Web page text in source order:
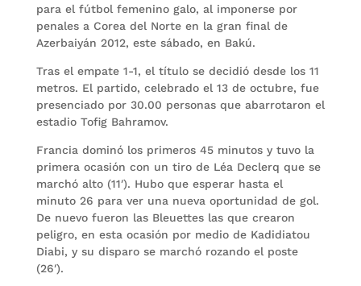
para el fútbol femenino galo, al imponerse por
penales a Corea del Norte en la gran final de
Azerbaiyán 2012, este sábado, en Bakú.
Tras el empate 1-1, el título se decidió desde los 11
metros. El partido, celebrado el 13 de octubre, fue
presenciado por 30.00 personas que abarrotaron el
estadio Tofig Bahramov.
Francia dominó los primeros 45 minutos y tuvo la
primera ocasión con un tiro de Léa Declerq que se
marchó alto (11′). Hubo que esperar hasta el
minuto 26 para ver una nueva oportunidad de gol.
De nuevo fueron las Bleuettes las que crearon
peligro, en esta ocasión por medio de Kadidiatou
Diabi, y su disparo se marchó rozando el poste
(26′).